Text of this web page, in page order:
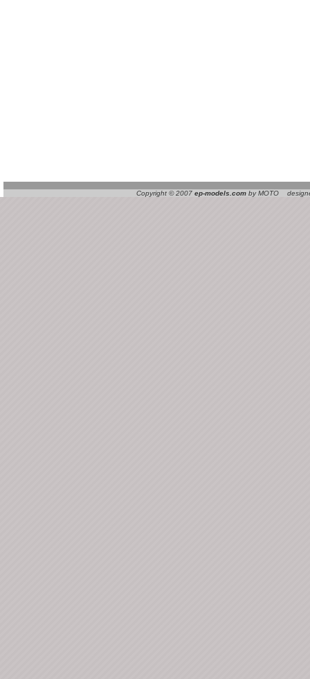
Copyright © 2007 ep-models.com by MOTO